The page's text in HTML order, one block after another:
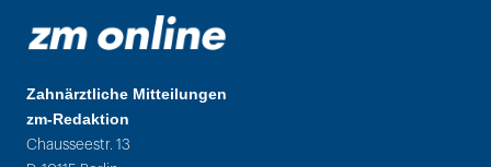
Zahnärztliche Mitteilungen
zm-Redaktion
Chausseestr. 13